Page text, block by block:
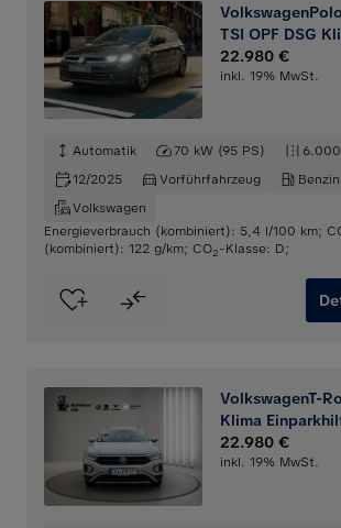
TSI OPF DSG
22.980 €
inkl. 19% MwSt.
Automatik 70 kW (95 PS)
12/2025
Vorführfahrzeug
Benzin
Volkswagen
Energieverbrauch (kombiniert): 5,4 l/100 km;
(kombiniert): 122 g/km; CO2-Klasse: D;
VolkswagenT-
Klima
22.980 €
inkl. 19% MwSt.